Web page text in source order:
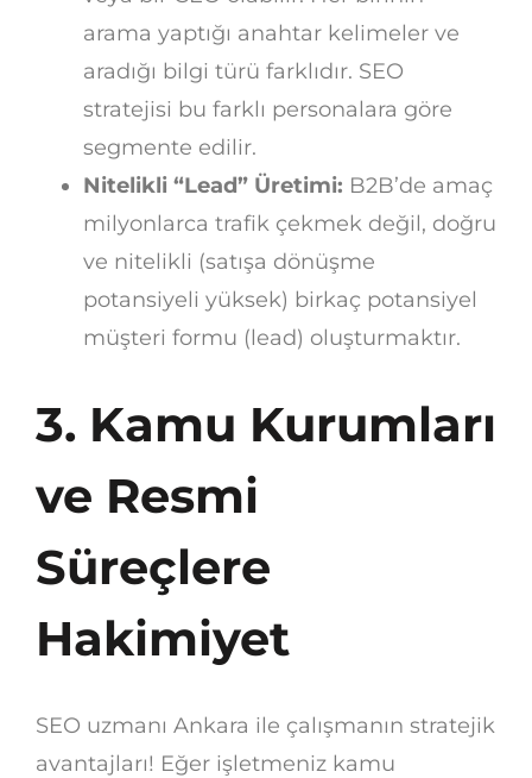
arama yaptığı anahtar kelimeler ve
aradığı bilgi türü farklıdır. SEO
stratejisi bu farklı personalara göre
segmente edilir.
Nitelikli “Lead” Üretimi: B2B’de amaç
milyonlarca trafik çekmek değil, doğru
ve nitelikli (satışa dönüşme
potansiyeli yüksek) birkaç potansiyel
müşteri formu (lead) oluşturmaktır.
3. Kamu Kurumları
ve Resmi
Süreçlere
Hakimiyet
SEO uzmanı Ankara ile çalışmanın stratejik
avantajları! Eğer işletmeniz kamu